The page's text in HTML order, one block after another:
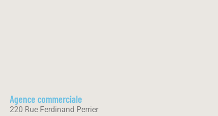
Agence commerciale
220 Rue Ferdinand Perrier